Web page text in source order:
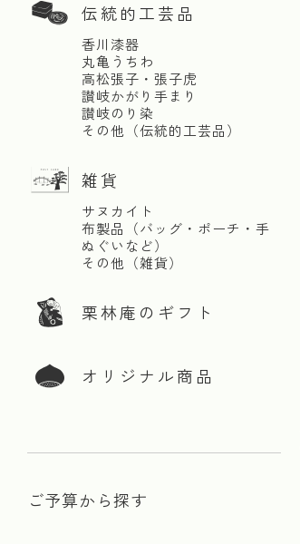
伝統的工芸品
香川漆器
丸亀うちわ
高松張子・張子虎
讃岐かがり手まり
讃岐のり染
その他（伝統的工芸品）
雑貨
サヌカイト
布製品（バッグ・ポーチ・手
ぬぐいなど）
その他（雑貨）
栗林庵のギフト
オリジナル商品
ご予算から探す